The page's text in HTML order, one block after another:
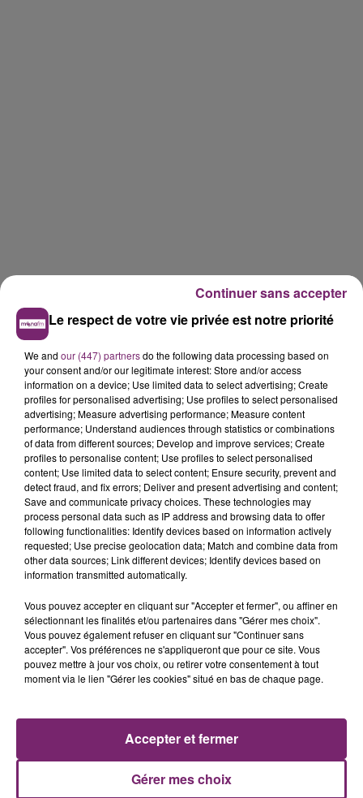
LES AUTRES JEUX >
3 juin 2026
Téléchargez gratuitement l'application Mona
FM
C'est simple!
Le respect de votre vie privée est notre priorité
We and our (447) partnersdo the following data processing based on
your consent and/or our legitimate interest: Store and/or access
information on a device; Use limited data to select advertising; Create
profiles for personalised advertising; Use profiles to select personalised
advertising; Measure advertising performance; Measure content
performance; Understand audiences through statistics or combinations
of data from different sources; Develop and improve services; Create
profiles to personalise content; Use profiles to select personalised
content; Use limited data to select content; Ensure security, prevent and
detect fraud, and fix errors; Deliver and present advertising and content;
Save and communicate privacy choices. These technologies may
process personal data such as IP address and browsing data to offer
following functionalities: Identify devices based on information actively
requested; Use precise geolocation data; Match and combine data from
other data sources; Link different devices; Identify devices based on
information transmitted automatically.
Vous pouvez accepter en cliquant sur "Accepter et fermer", ou affiner en
sélectionnant les finalités et/ou partenaires dans "Gérer mes choix".
Vous pouvez également refuser en cliquant sur "Continuer sans
accepter". Vos préférences ne s'appliqueront que pour ce site. Vous
pouvez mettre à jour vos choix, ou retirer votre consentement à tout
moment via le lien "Gérer les cookies" situé en bas de chaque page.
Gérer mes choix
Accepter et fermer
Continuer sans accepter